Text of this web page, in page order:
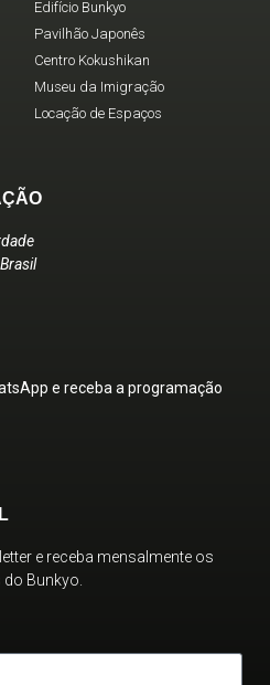
Edifício Bunkyo
Pavilhão Japonês
Centro Kokushikan
Museu da Imigração
Locação de Espaços
e receba a programação
e receba mensalmente os
Bunkyo.